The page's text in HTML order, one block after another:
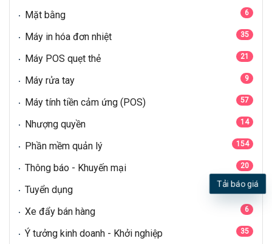
Mặt bằng 6
Máy in hóa đơn nhiệt 35
Máy POS quẹt thẻ 21
Máy rửa tay 9
Máy tính tiền cảm ứng (POS) 57
Nhượng quyền 14
Phần mềm quản lý 154
Thông báo - Khuyến mại 20
Tuyển dụng 11
Xe đẩy bán hàng 6
Ý tưởng kinh doanh - Khởi nghiệp 35
Tải báo giá